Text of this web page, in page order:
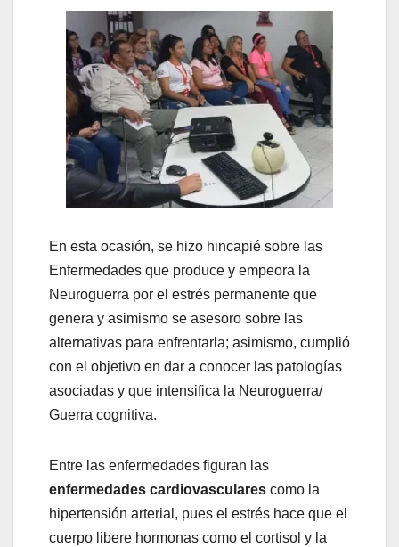
En esta ocasión, se hizo hincapié sobre las
Enfermedades que produce y empeora la
Neuroguerra por el estrés permanente que
genera y asimismo se asesoro sobre las
alternativas para enfrentarla; asimismo, cumplió
con el objetivo en dar a conocer las patologías
asociadas y que intensifica la Neuroguerra/
Guerra cognitiva.
Entre las enfermedades figuran las
enfermedades cardiovasculares como la
hipertensión arterial, pues el estrés hace que el
cuerpo libere hormonas como el cortisol y la